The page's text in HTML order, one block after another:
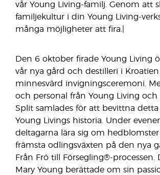
vår Young Living-familj. Genom att
familjekultur i din Young Living-
många möjligheter att fira.|
Den 6 oktober firade Young Living
vår nya gård och destilleri i
minnesvärd invigningsceremoni.
och personal från Young Living
Split samlades för att bevittna
Young Livings historia. Under
deltagarna lära sig om hedblomster
främsta odlingsväxten på den nya
Från Frö till Försegling®-processen.
Mary Young berättade om sin